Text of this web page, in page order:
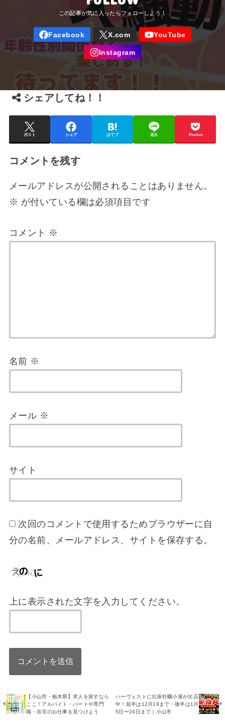
シェアしてね！！
ポスト シェア はてブ 送る Pocket
コメントを残す
メールアドレスが公開されることはありません。
※ が付いている欄は必須項目です
コメント ※
名前 ※
メール ※
サイト
次回のコメントで使用するためブラウザーに自
分の名前、メールアドレス、サイトを保存する。
上に表示された文字を入力してください。
【小山市・栃木県】求人を探すなら
ここ！アルバイト・パートや専門
職・在宅のお仕事を見つけよう
ハーヴェストに出張牡蠣小屋が出店
中！前半は12月19まで・後半は1月
5日〜24日まで｜小山市